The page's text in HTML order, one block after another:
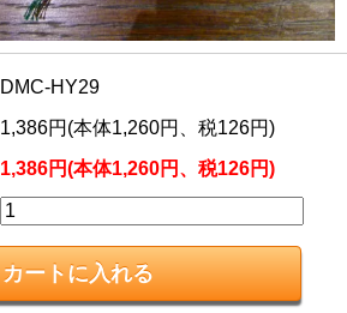
DMC-HY29
1,386円(本体1,260円、税126円)
1,386円(本体1,260円、税126円)